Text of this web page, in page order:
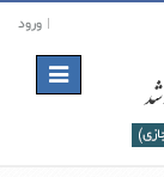
ورود
Toggle
navigation